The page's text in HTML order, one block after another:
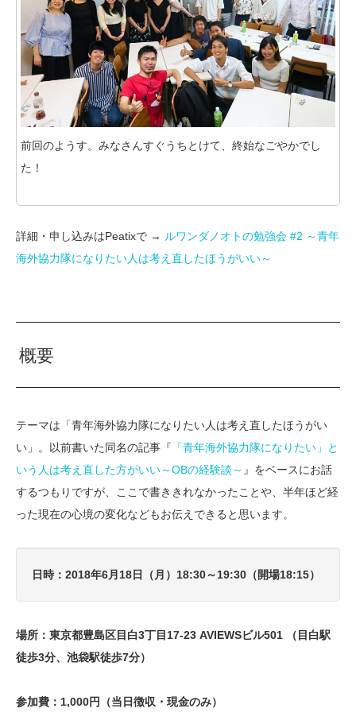
前回のようす。みなさんすぐうちとけて、終始なごやかでし
た！
詳細・申し込みはPeatixで → ルワンダノオトの勉強会 #2 ～青年
海外協力隊になりたい人は考え直したほうがいい～
概要
テーマは「青年海外協力隊になりたい人は考え直したほうがい
い」。以前書いた同名の記事『 「青年海外協力隊になりたい」と
いう人は考え直した方がいい～OBの経験談～ 』をベースにお話
するつもりですが、ここで書ききれなかったことや、半年ほど経
った現在の心境の変化などもお伝えできると思います。
日時：2018年6月18日（月）18:30～19:30（開場18:15）
場所：東京都豊島区目白3丁目17-23 AVIEWSビル501 （目白駅
徒歩3分、池袋駅徒歩7分）
参加費：1,000円（当日徴収・現金のみ）